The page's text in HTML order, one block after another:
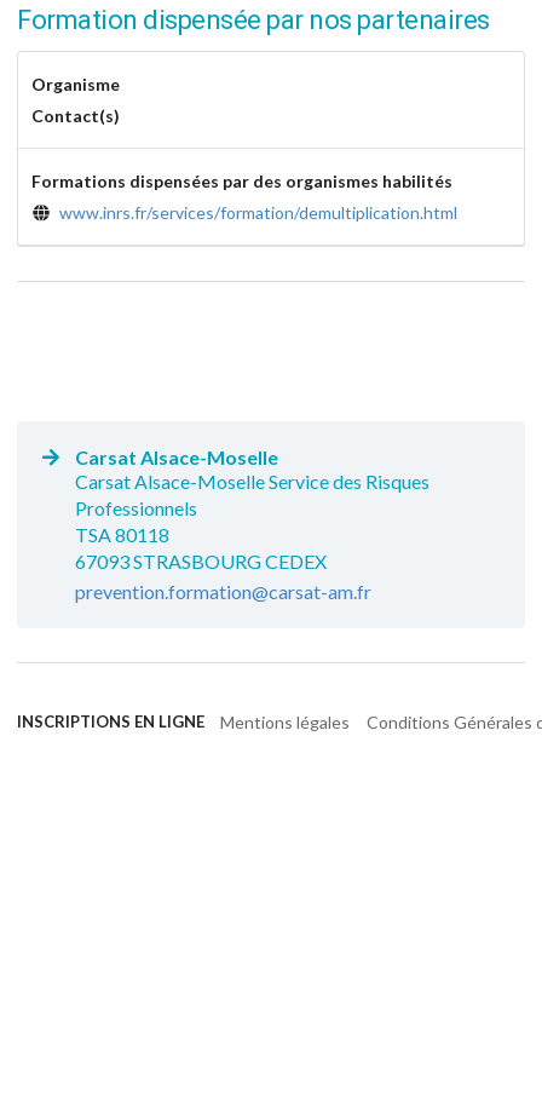
Formation dispensée par nos partenaires
Organisme
Contact(s)
Formations dispensées par des organismes habilités
www.inrs.fr/services/formation/demultiplication.html
Carsat Alsace-Moselle
Carsat Alsace-Moselle Service des Risques
Professionnels
TSA 80118
67093 STRASBOURG CEDEX
prevention.formation@carsat-am.fr
INSCRIPTIONS EN LIGNE Mentions légales Conditions Générales